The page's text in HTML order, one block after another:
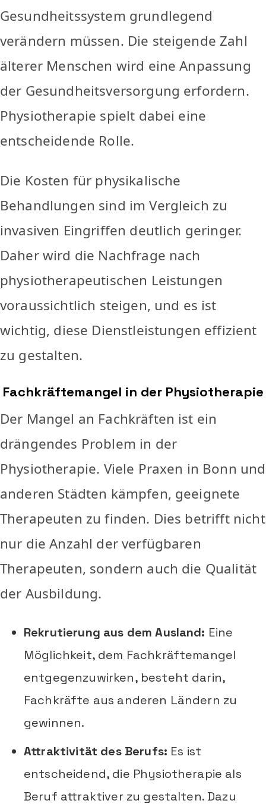
Gesundheitssystem grundlegend
verändern müssen. Die steigende Zahl
älterer Menschen wird eine Anpassung
der Gesundheitsversorgung erfordern.
Physiotherapie spielt dabei eine
entscheidende Rolle.
Die Kosten für physikalische
Behandlungen sind im Vergleich zu
invasiven Eingriffen deutlich geringer.
Daher wird die Nachfrage nach
physiotherapeutischen Leistungen
voraussichtlich steigen, und es ist
wichtig, diese Dienstleistungen effizient
zu gestalten.
Fachkräftemangel in der Physiotherapie
Der Mangel an Fachkräften ist ein
drängendes Problem in der
Physiotherapie. Viele Praxen in Bonn und
anderen Städten kämpfen, geeignete
Therapeuten zu finden. Dies betrifft nicht
nur die Anzahl der verfügbaren
Therapeuten, sondern auch die Qualität
der Ausbildung.
Rekrutierung aus dem Ausland: Eine
Möglichkeit, dem Fachkräftemangel
entgegenzuwirken, besteht darin,
Fachkräfte aus anderen Ländern zu
gewinnen.
Attraktivität des Berufs: Es ist
entscheidend, die Physiotherapie als
Beruf attraktiver zu gestalten. Dazu